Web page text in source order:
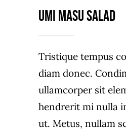
Umi Masu Salad
Tristique tempus
diam donec.
ullamcorper sit
hendrerit mi nulla
ut. Metus, nullam